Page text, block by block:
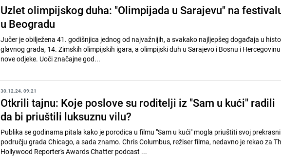
Uzlet olimpijskog duha: "Olimpijada u Sarajevu" na
u Beogradu
Jučer je obilježena 41. godišnjica jednog od najvažnijih, a svakako najljepšeg događaja u
glavnog grada, 14. Zimskih olimpijskih igara, a olimpijski duh u Sarajevo i Bosnu i
nove odjeke. Uoči značajne god...
30.12.24. 09:21
Otkrili tajnu: Koje poslove su roditelji iz "Sam u kući" radili
da bi priuštili luksuznu vilu?
Publika se godinama pitala kako je porodica u filmu "Sam u kući" mogla priuštiti svoj
području grada Chicago, a sada znamo. Chris Columbus, režiser filma, nedavno je rekao za
Hollywood Reporter's Awards Chatter podcast ...